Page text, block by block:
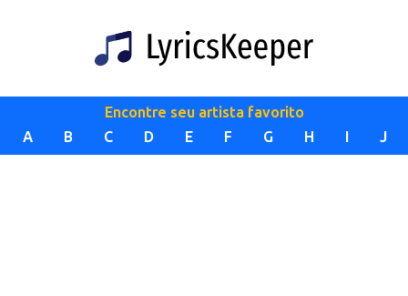
Encontre seu artista favorito
A
B C D E F G H I J